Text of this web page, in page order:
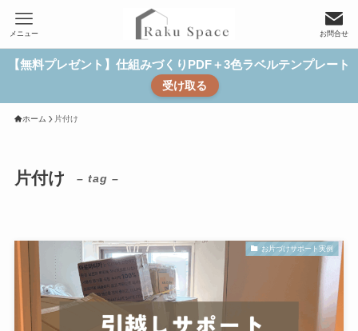
お問合せ
メニュー
【無料プレゼント】仕組みづくりPDF＋3色ラベルテンプレート
受け取る
ホーム 片付け
片付け – tag –
お片づけサポート実例